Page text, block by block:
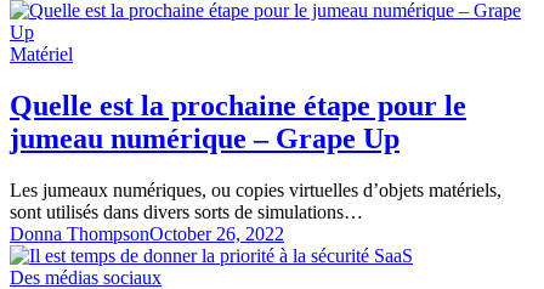
Matériel
Quelle est la prochaine étape pour le
jumeau numérique – Grape Up
Les jumeaux numériques, ou copies virtuelles d’objets matériels,
sont utilisés dans divers sorts de simulations…
Donna ThompsonOctober 26, 2022
Des médias sociaux